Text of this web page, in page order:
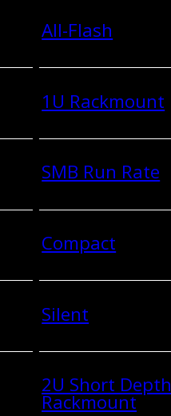
All-Flash
1U Rackmount
SMB Run Rate
Compact
Silent
2U Short Depth
Rackmount